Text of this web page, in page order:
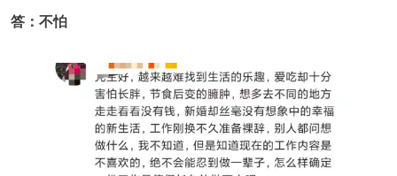
答：不怕